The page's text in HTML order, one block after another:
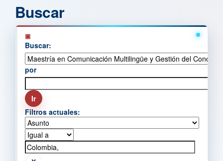
Buscar
Buscar:
por
Filtros actuales: